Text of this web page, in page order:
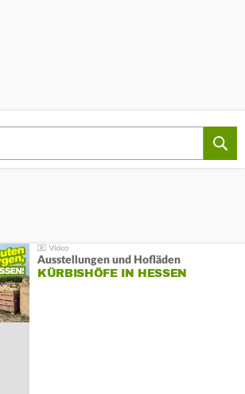
Ausstellungen und Hofläden
KÜRBISHÖFE IN HESSEN